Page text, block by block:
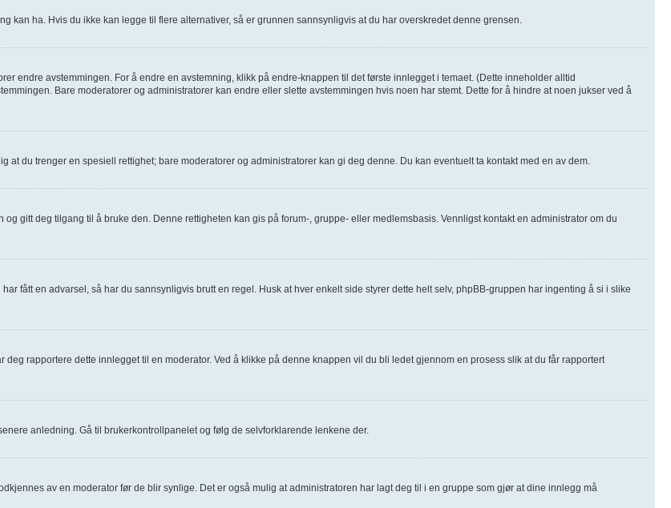
kan ha. Hvis du ikke kan legge til flere alternativer, så er grunnen sannsynligvis at du har overskredet denne grensen.
endre avstemmingen. For å endre en avstemning, klikk på endre-knappen til det første innlegget i temaet. (Dette inneholder alltid
Bare moderatorer og administratorer kan endre eller slette avstemmingen hvis noen har stemt. Dette for å hindre at noen jukser ved å
at du trenger en spesiell rettighet; bare moderatorer og administratorer kan gi deg denne. Du kan eventuelt ta kontakt med en av dem.
gitt deg tilgang til å bruke den. Denne rettigheten kan gis på forum-, gruppe- eller medlemsbasis. Vennligst kontakt en administrator om du
fått en advarsel, så har du sannsynligvis brutt en regel. Husk at hver enkelt side styrer dette helt selv, phpBB-gruppen har ingenting å si i slike
rapportere dette innlegget til en moderator. Ved å klikke på denne knappen vil du bli ledet gjennom en prosess slik at du får rapportert
anledning. Gå til brukerkontrollpanelet og følg de selvforklarende lenkene der.
av en moderator før de blir synlige. Det er også mulig at administratoren har lagt deg til i en gruppe som gjør at dine innlegg må